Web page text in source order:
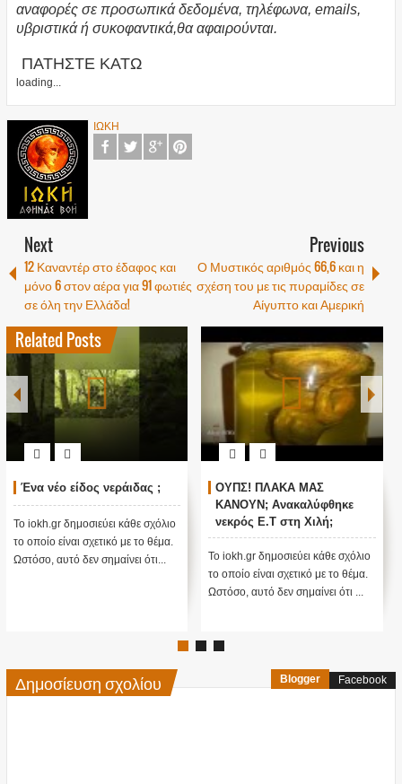
αναφορές σε προσωπικά δεδομένα, τηλέφωνα, emails,
υβριστικά ή συκοφαντικά,θα αφαιρούνται.
ΠΑΤΗΣΤΕ ΚΑΤΩ
loading...
ΙΩΚΗ
Next
12 Καναντέρ στο έδαφος και
μόνο 6 στον αέρα για 91 φωτιές
σε όλη την Ελλάδα!
Previous
Ο Μυστικός αριθμός 66,6 και η
σχέση του με τις πυραμίδες σε
Αίγυπτο και Αμερική
Related Posts
Ένα νέο είδος νεράιδας ;
Το iokh.gr δημοσιεύει κάθε σχόλιο
το οποίο είναι σχετικό με το θέμα.
Ωστόσο, αυτό δεν σημαίνει ότι...
ΟΥΠΣ! ΠΛΑΚΑ ΜΑΣ
ΚΑΝΟΥΝ; Ανακαλύφθηκε
νεκρός E.T στη Χιλή;
(Βίντεο)
Το iokh.gr δημοσιεύει κάθε σχόλιο
το οποίο είναι σχετικό με το θέμα.
Ωστόσο, αυτό δεν σημαίνει ότι ...
Δημοσίευση σχολίου Blogger Facebook